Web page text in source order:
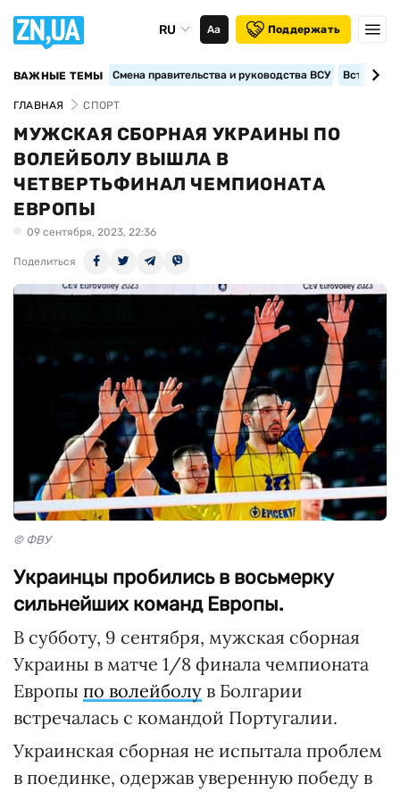
RU Аа Поддержать
ВАЖНЫЕ ТЕМЫ Смена правительства и руководства ВСУ
ГЛАВНАЯ СПОРТ
МУЖСКАЯ СБОРНАЯ УКРАИНЫ ПО
ВОЛЕЙБОЛУ ВЫШЛА В
ЧЕТВЕРТЬФИНАЛ ЧЕМПИОНАТА
ЕВРОПЫ
09 сентября, 2023, 22:36
Поделиться
© ФВУ
Украинцы пробились в восьмерку
сильнейших команд Европы.
В субботу, 9 сентября, мужская сборная
Украины в матче 1/8 финала чемпионата
Европы по волейболу в Болгарии
встречалась с командой Португалии.
Украинская сборная не испытала проблем
в поединке, одержав уверенную победу в